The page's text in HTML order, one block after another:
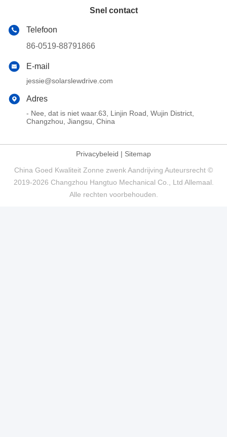
Snel contact
Telefoon
86-0519-88791866
E-mail
jessie@solarslewdrive.com
Adres
- Nee, dat is niet waar.63, Linjin Road, Wujin District,
Changzhou, Jiangsu, China
Privacybeleid | Sitemap
China Goed Kwaliteit Zonne zwenk Aandrijving Auteursrecht ©
2019-2026 Changzhou Hangtuo Mechanical Co., Ltd Allemaal.
Alle rechten voorbehouden.